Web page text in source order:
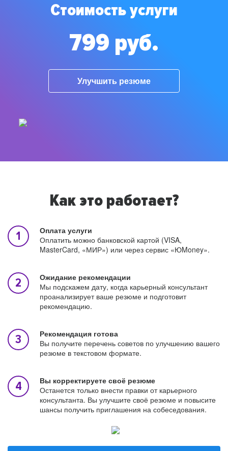
Стоимость услуги
799 руб.
Улучшить резюме
Как это работает?
Оплата услуги
Оплатить можно банковской картой (VISA,
MasterCard, «МИР») или через сервис «ЮMoney».
Ожидание рекомендации
Мы подскажем дату, когда карьерный консультант
проанализирует ваше резюме и подготовит
рекомендацию.
Рекомендация готова
Вы получите перечень советов по улучшению вашего
резюме в текстовом формате.
Вы корректируете своё резюме
Останется только внести правки от карьерного
консультанта. Вы улучшите своё резюме и повысите
шансы получить приглашения на собеседования.